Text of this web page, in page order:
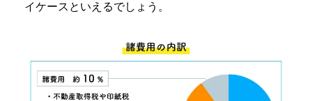
イケースといえるでしょう。